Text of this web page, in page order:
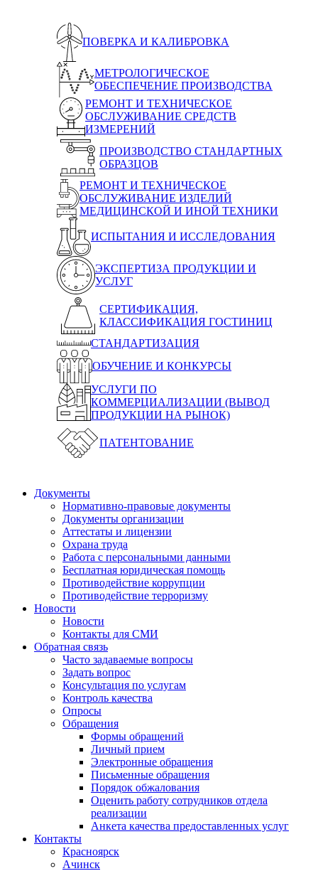
ПОВЕРКА И КАЛИБРОВКА
МЕТРОЛОГИЧЕСКОЕ
ОБЕСПЕЧЕНИЕ ПРОИЗВОДСТВА
РЕМОНТ И ТЕХНИЧЕСКОЕ
ОБСЛУЖИВАНИЕ СРЕДСТВ
ИЗМЕРЕНИЙ
ПРОИЗВОДСТВО СТАНДАРТНЫХ
ОБРАЗЦОВ
РЕМОНТ И ТЕХНИЧЕСКОЕ
ОБСЛУЖИВАНИЕ ИЗДЕЛИЙ
МЕДИЦИНСКОЙ И ИНОЙ ТЕХНИКИ
ИСПЫТАНИЯ И ИССЛЕДОВАНИЯ
ЭКСПЕРТИЗА ПРОДУКЦИИ И
УСЛУГ
СЕРТИФИКАЦИЯ,
КЛАССИФИКАЦИЯ ГОСТИНИЦ
СТАНДАРТИЗАЦИЯ
ОБУЧЕНИЕ И КОНКУРСЫ
УСЛУГИ ПО
КОММЕРЦИАЛИЗАЦИИ (ВЫВОД
ПРОДУКЦИИ НА РЫНОК)
ПАТЕНТОВАНИЕ
Документы
Нормативно-правовые документы
Документы организации
Аттестаты и лицензии
Охрана труда
Работа с персональными данными
Бесплатная юридическая помощь
Противодействие коррупции
Противодействие терроризму
Новости
Новости
Контакты для СМИ
Обратная связь
Часто задаваемые вопросы
Задать вопрос
Консультация по услугам
Контроль качества
Опросы
Обращения
Формы обращений
Личный прием
Электронные обращения
Письменные обращения
Порядок обжалования
Оценить работу сотрудников отдела
реализации
Анкета качества предоставленных услуг
Контакты
Красноярск
Ачинск